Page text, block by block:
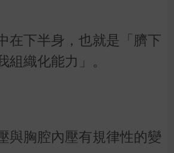
在下半身，也就是「臍下
織化能力」。
與胸腔內壓有規律性的變